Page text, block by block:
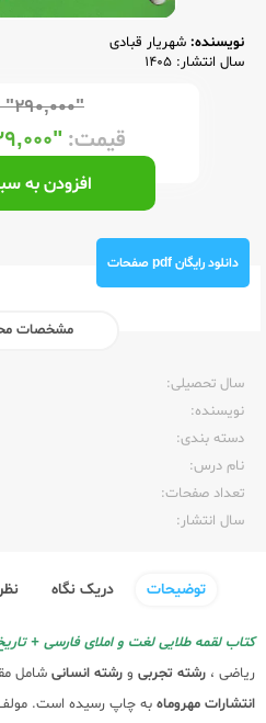
نویسنده: شهریار قبادی
سال انتشار: 1405
"۲۹۰,۰۰۰"
قیمت: "۲۲۹,۰۰۰"
افزودن به
دانلود رایگان pdf صفحات
مشخصات
سال تحصیلی:‌
نویسنده:‌
دسته بندی:
نام درس:
تعداد صفحات:‌
سال انتشار:‌
توضیحات دریک نگاه
کتاب لقمه طلایی لغت و املای فارسی +
ریاضی ، رشته تجربی و رشته انسانی شامل
انتشارات مهروماه به چاپ رسیده است.